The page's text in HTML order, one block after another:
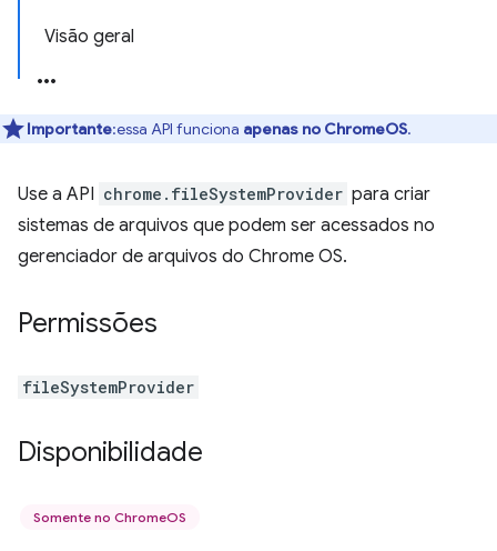
Visão geral
Importante:essa API funciona apenas no ChromeOS.
Use a API chrome.fileSystemProvider para criar
sistemas de arquivos que podem ser acessados no
gerenciador de arquivos do Chrome OS.
Permissões
fileSystemProvider
Disponibilidade
Somente no ChromeOS